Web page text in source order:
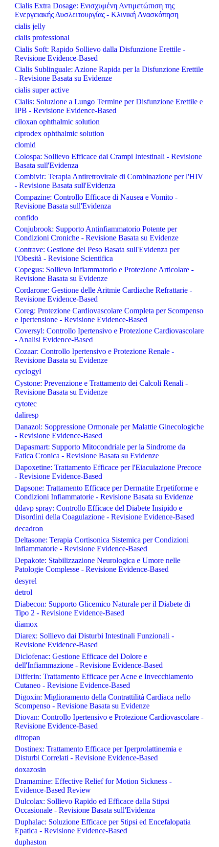
Cialis Extra Dosage: Ενισχυμένη Αντιμετώπιση της
Ενεργειακής Δυσλειτουργίας - Κλινική Ανασκόπηση
cialis jelly
cialis professional
Cialis Soft: Rapido Sollievo dalla Disfunzione Erettile -
Revisione Evidence-Based
Cialis Sublinguale: Azione Rapida per la Disfunzione Erettile
- Revisione Basata su Evidenze
cialis super active
Cialis: Soluzione a Lungo Termine per Disfunzione Erettile e
IPB - Revisione Evidence-Based
ciloxan ophthalmic solution
ciprodex ophthalmic solution
clomid
Colospa: Sollievo Efficace dai Crampi Intestinali - Revisione
Basata sull'Evidenza
Combivir: Terapia Antiretrovirale di Combinazione per l'HIV
- Revisione Basata sull'Evidenza
Compazine: Controllo Efficace di Nausea e Vomito -
Revisione Basata sull'Evidenza
confido
Conjubrook: Supporto Antinfiammatorio Potente per
Condizioni Croniche - Revisione Basata su Evidenze
Contrave: Gestione del Peso Basata sull'Evidenza per
l'Obesità - Revisione Scientifica
Copegus: Sollievo Infiammatorio e Protezione Articolare -
Revisione Basata su Evidenze
Cordarone: Gestione delle Aritmie Cardiache Refrattarie -
Revisione Evidence-Based
Coreg: Protezione Cardiovascolare Completa per Scompenso
e Ipertensione - Revisione Evidence-Based
Coversyl: Controllo Ipertensivo e Protezione Cardiovascolare
- Analisi Evidence-Based
Cozaar: Controllo Ipertensivo e Protezione Renale -
Revisione Basata su Evidenze
cyclogyl
Cystone: Prevenzione e Trattamento dei Calcoli Renali -
Revisione Basata su Evidenze
cytotec
daliresp
Danazol: Soppressione Ormonale per Malattie Ginecologiche
- Revisione Evidence-Based
Dapasmart: Supporto Mitocondriale per la Sindrome da
Fatica Cronica - Revisione Basata su Evidenze
Dapoxetine: Trattamento Efficace per l'Eiaculazione Precoce
- Revisione Evidence-Based
Dapsone: Trattamento Efficace per Dermatite Erpetiforme e
Condizioni Infiammatorie - Revisione Basata su Evidenze
ddavp spray: Controllo Efficace del Diabete Insipido e
Disordini della Coagulazione - Revisione Evidence-Based
decadron
Deltasone: Terapia Cortisonica Sistemica per Condizioni
Infiammatorie - Revisione Evidence-Based
Depakote: Stabilizzazione Neurologica e Umore nelle
Patologie Complesse - Revisione Evidence-Based
desyrel
detrol
Diabecon: Supporto Glicemico Naturale per il Diabete di
Tipo 2 - Revisione Evidence-Based
diamox
Diarex: Sollievo dai Disturbi Intestinali Funzionali -
Revisione Evidence-Based
Diclofenac: Gestione Efficace del Dolore e
dell'Infiammazione - Revisione Evidence-Based
Differin: Trattamento Efficace per Acne e Invecchiamento
Cutaneo - Revisione Evidence-Based
Digoxin: Miglioramento della Contrattilità Cardiaca nello
Scompenso - Revisione Basata su Evidenze
Diovan: Controllo Ipertensivo e Protezione Cardiovascolare -
Revisione Evidence-Based
ditropan
Dostinex: Trattamento Efficace per Iperprolattinemia e
Disturbi Correlati - Revisione Evidence-Based
doxazosin
Dramamine: Effective Relief for Motion Sickness -
Evidence-Based Review
Dulcolax: Sollievo Rapido ed Efficace dalla Stipsi
Occasionale - Revisione Basata sull'Evidenza
Duphalac: Soluzione Efficace per Stipsi ed Encefalopatia
Epatica - Revisione Evidence-Based
duphaston